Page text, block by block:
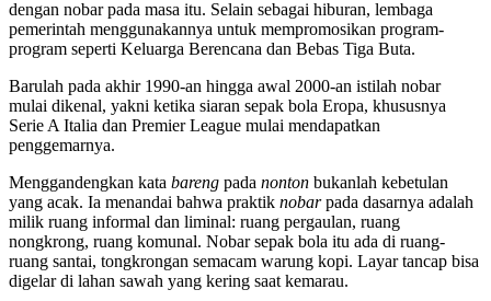
dengan nobar pada masa itu. Selain sebagai hiburan, lembaga
pemerintah menggunakannya untuk mempromosikan program-
program seperti Keluarga Berencana dan Bebas Tiga Buta.
Barulah pada akhir 1990-an hingga awal 2000-an istilah nobar
mulai dikenal, yakni ketika siaran sepak bola Eropa, khususnya
Serie A Italia dan Premier League mulai mendapatkan
penggemarnya.
Menggandengkan kata bareng pada nonton bukanlah kebetulan
yang acak. Ia menandai bahwa praktik nobarpada dasarnya adalah
milik ruang informal dan liminal: ruang pergaulan, ruang
nongkrong, ruang komunal. Nobar sepak bola itu ada di ruang-
ruang santai, tongkrongan semacam warung kopi. Layar tancap bisa
digelar di lahan sawah yang kering saat kemarau.